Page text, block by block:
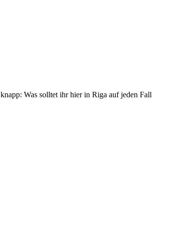
Was solltet ihr hier in Riga auf jeden Fall